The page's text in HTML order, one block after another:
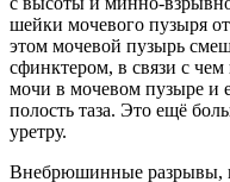
шейки мочевого пузыря
этом мочевой пузырь
сфинктером, в связи с
мочи в мочевом пузыре и
полость таза. Это ещё
уретру.
Внебрюшинные разрывы,